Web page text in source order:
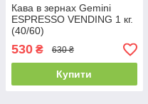
Кава в зернах Gemini
ESPRESSO VENDING 1 кг.
(40/60)
530 ₴ 630 ₴
Купити